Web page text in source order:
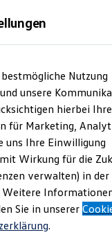
Nutzung
unsere
hierbei Ihre
für Marketing,
uns Ihre Einwilligung
Wirkung für die
verwalten) in der
Sie in unserer
.